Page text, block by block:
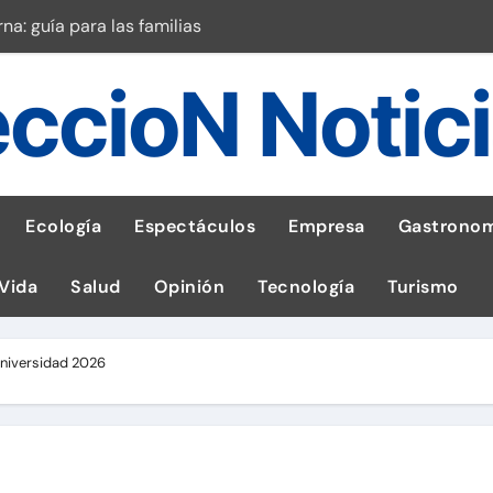
guía para las familias
inspirado en la fuerza de un volcán
entrega 1,600 equipos educativos
impulsa la salud materna
al Perú en Toulouse Lautrec
de celular según OSIPTEL
Ecología Espectáculos Empresa
Salud Opinión Tecnología Turismo
2026